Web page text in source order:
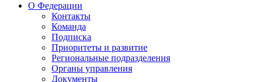
О Федерации
Контакты
Команда
Подписка
Приоритеты и развитие
Региональные подразделения
Органы управления
Документы